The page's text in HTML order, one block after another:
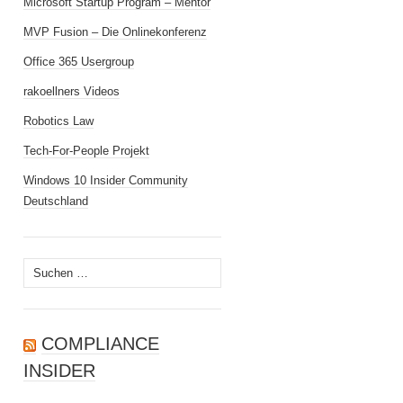
MVP Fusion – Die Onlinekonferenz
Office 365 Usergroup
rakoellners Videos
Robotics Law
Tech-For-People Projekt
Windows 10 Insider Community
Deutschland
Suchen
nach:
COMPLIANCE
INSIDER